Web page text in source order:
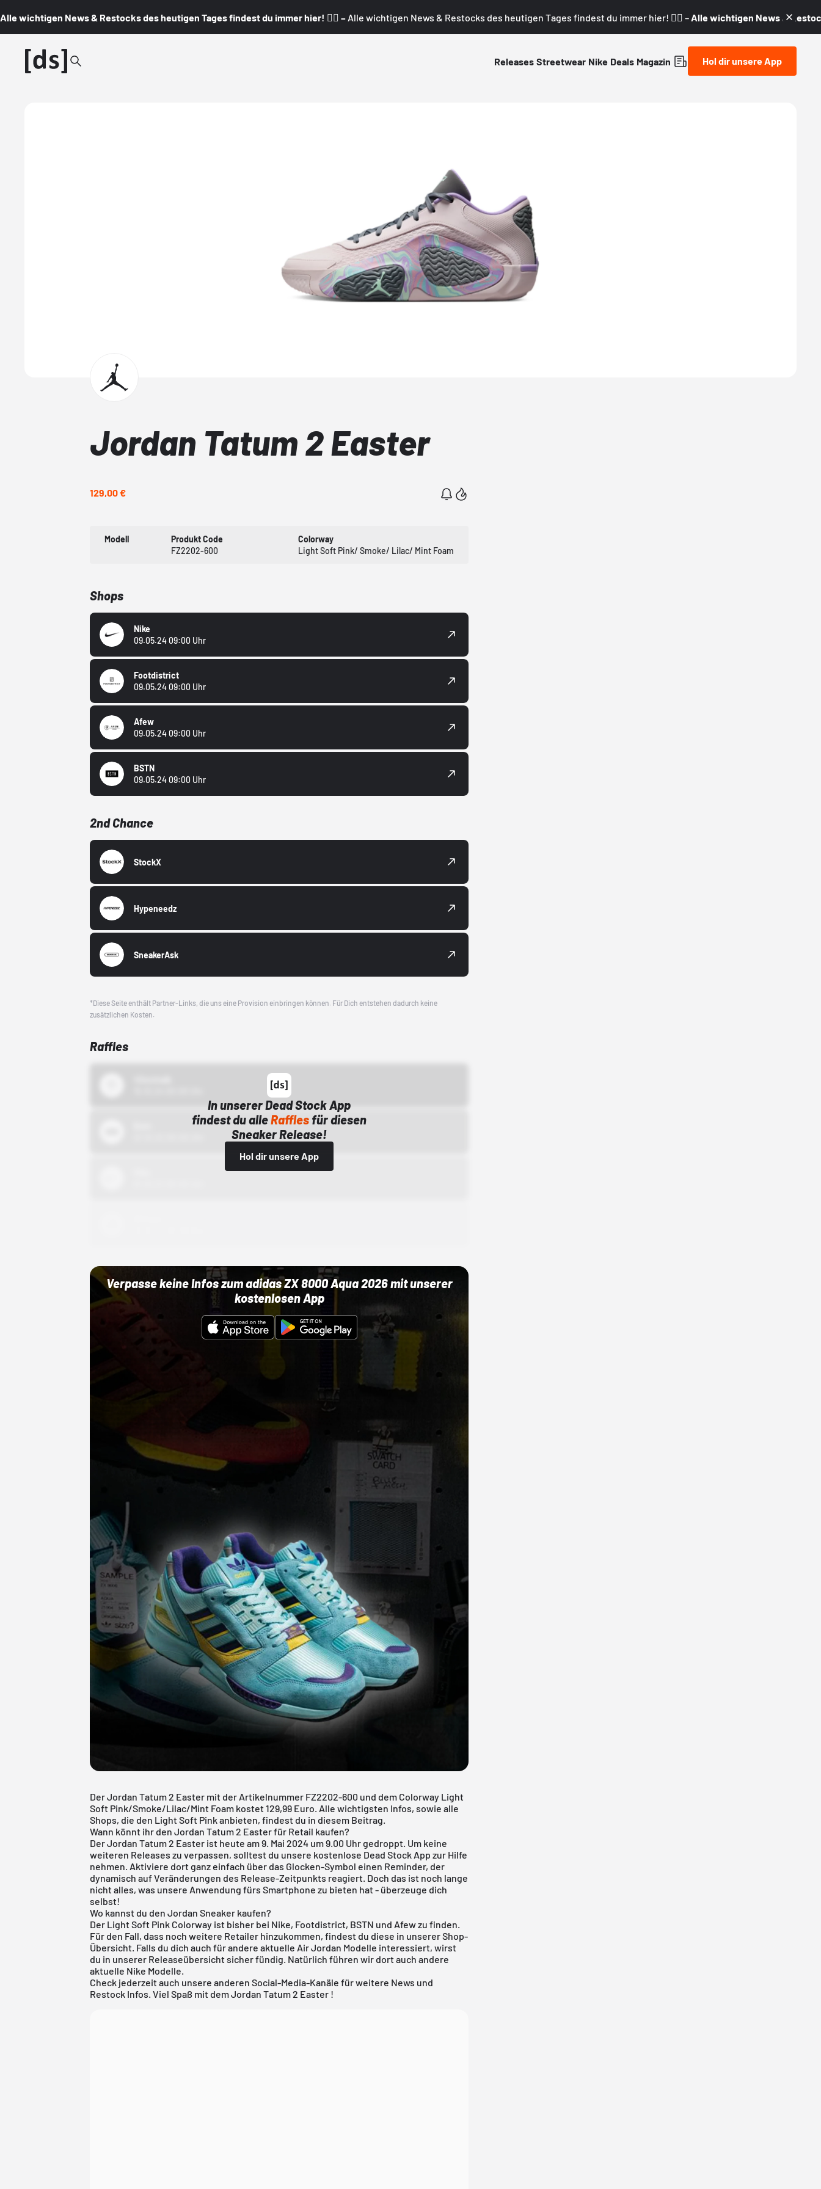
Alle wichtigen News & Restocks des heutigen Tages findest du immer hier! 👇🏼 – Alle wichtigen News & Restocks des heutigen Tages findest du immer hier! 👇🏼 – Alle wichtigen News &
Releases Streetwear Nike Deals Magazin Hol dir unsere App
Jordan Tatum 2 Easter
129,00 €
Modell
Produkt Code
FZ2202-600
Colorway
Light Soft Pink/ Smoke/ Lilac/ Mint Foam
Shops
Nike
09.05.24 09:00 Uhr
Footdistrict
09.05.24 09:00 Uhr
Afew
09.05.24 09:00 Uhr
BSTN
09.05.24 09:00 Uhr
2nd Chance
StockX
Hypeneedz
SneakerAsk
*Diese Seite enthält Partner-Links, die uns eine Provision einbringen können. Für Dich entstehen dadurch keine
zusätzlichen Kosten.
Raffles
In unserer Dead Stock App
findest du alleRaffles für diesen
Sneaker Release!
Hol dir unsere App
Verpasse keine Infos zum adidas ZX 8000 Aqua 2026 mit unserer
kostenlosen App
Der Jordan Tatum 2 Easter mit der Artikelnummer FZ2202-600 und dem Colorway Light
Soft Pink/Smoke/Lilac/Mint Foam kostet 129,99 Euro. Alle wichtigsten Infos, sowie alle
Shops, die den Light Soft Pink anbieten, findest du in diesem Beitrag.
Wann könnt ihr den Jordan Tatum 2 Easter für Retail kaufen?
Der Jordan Tatum 2 Easter ist heute am 9. Mai 2024 um 9.00 Uhr gedroppt. Um keine
weiteren Releases zu verpassen, solltest du unsere kostenlose Dead Stock App zur Hilfe
nehmen. Aktiviere dort ganz einfach über das Glocken-Symbol einen Reminder, der
dynamisch auf Veränderungen des Release-Zeitpunkts reagiert. Doch das ist noch lange
nicht alles, was unsere Anwendung fürs Smartphone zu bieten hat - überzeuge dich
selbst!
Wo kannst du den Jordan Sneaker kaufen?
Der Light Soft Pink Colorway ist bisher bei Nike, Footdistrict, BSTN und Afew zu finden.
Für den Fall, dass noch weitere Retailer hinzukommen, findest du diese in unserer Shop-
Übersicht. Falls du dich auch für andere aktuelle Air Jordan Modelle interessiert, wirst
du in unserer Releaseübersichtsicher fündig. Natürlich führen wir dort auch andere
aktuelle Nike Modelle.
Check jederzeit auch unsere anderen Social-Media-Kanäle für weitere News und
Restock Infos. Viel Spaß mit dem Jordan Tatum 2 Easter !